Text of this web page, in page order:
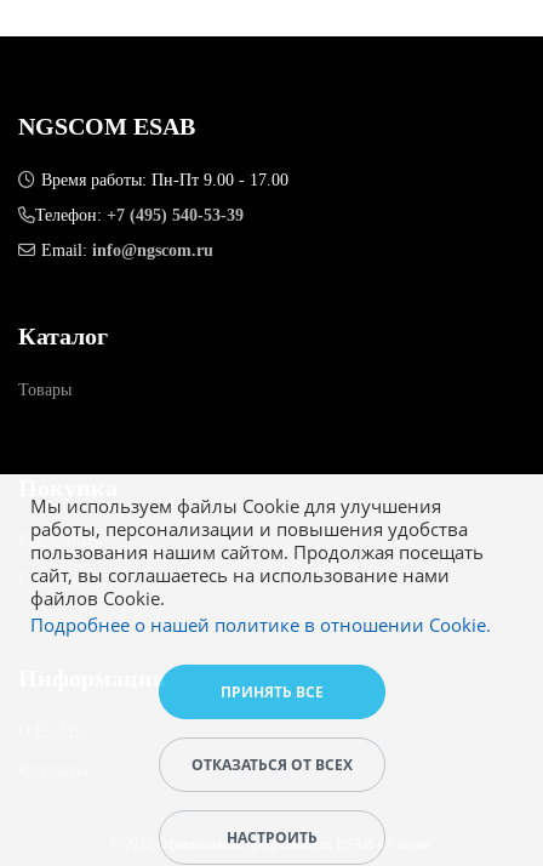
Мы используем файлы Cookie для улучшения
работы, персонализации и повышения удобства
пользования нашим сайтом. Продолжая посещать
сайт, вы соглашаетесь на использование нами
файлов Cookie.
Подробнее о нашей политике в отношении Cookie.
ПРИНЯТЬ ВСЕ
ОТКАЗАТЬСЯ ОТ ВСЕХ
НАСТРОИТЬ
NGSCOM ESAB
Время работы: Пн-Пт 9.00 - 17.00
Телефон: +7 (495) 540-53-39
Email: info@ngscom.ru
Каталог
Товары
Как купить
Гарантия
Информация
© 2022 Официальный представитель ESAB в России.